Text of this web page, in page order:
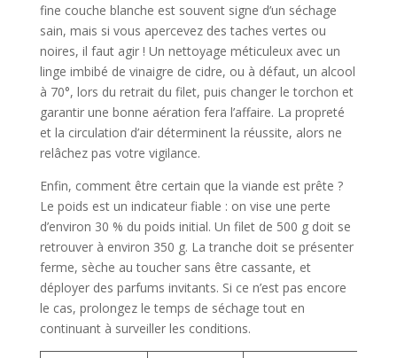
fine couche blanche est souvent signe d’un séchage
sain, mais si vous apercevez des taches vertes ou
noires, il faut agir ! Un nettoyage méticuleux avec un
linge imbibé de vinaigre de cidre, ou à défaut, un alcool
à 70°, lors du retrait du filet, puis changer le torchon et
garantir une bonne aération fera l’affaire. La propreté
et la circulation d’air déterminent la réussite, alors ne
relâchez pas votre vigilance.
Enfin, comment être certain que la viande est prête ?
Le poids est un indicateur fiable : on vise une perte
d’environ 30 % du poids initial. Un filet de 500 g doit se
retrouver à environ 350 g. La tranche doit se présenter
ferme, sèche au toucher sans être cassante, et
déployer des parfums invitants. Si ce n’est pas encore
le cas, prolongez le temps de séchage tout en
continuant à surveiller les conditions.